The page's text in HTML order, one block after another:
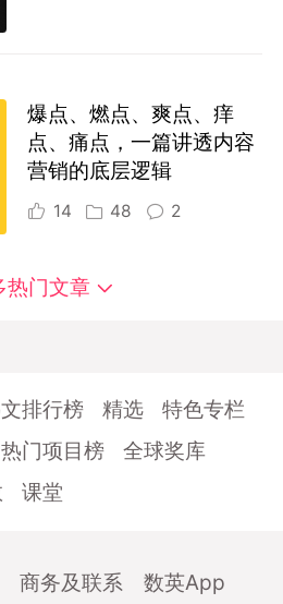
爆点、燃点、爽点、痒
点、痛点，一篇讲透内容
营销的底层逻辑
14 48 2
热门文章
排行榜 精选
特色专栏
热门项目榜
全球奖库
课堂
商务及联系 数英App